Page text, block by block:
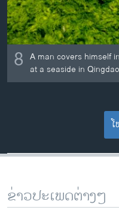
8 A man covers himself
at a seaside in
ຂ່າວປະເພດຕ່າງໆ